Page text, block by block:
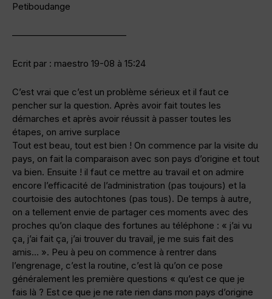
Petiboudange
————————————–
Ecrit par : maestro 19-08 à 15:24
C’est vrai que c’est un problème sérieux et il faut ce
pencher sur la question. Après avoir fait toutes les
démarches et après avoir réussit à passer toutes les
étapes, on arrive surplace
Tout est beau, tout est bien ! On commence par la visite du
pays, on fait la comparaison avec son pays d’origine et tout
va bien. Ensuite ! il faut ce mettre au travail et on admire
encore l’efficacité de l’administration (pas toujours) et la
courtoisie des autochtones (pas tous). De temps à autre,
on a tellement envie de partager ces moments avec des
proches qu’on claque des fortunes au téléphone : « j’ai vu
ça, j’ai fait ça, j’ai trouver du travail, je me suis fait des
amis… ». Peu à peu on commence à rentrer dans
l’engrenage, c’est la routine, c’est là qu’on ce pose
généralement les première questions « qu’est ce que je
fais là ? Est ce que je ne rate rien dans mon pays d’origine